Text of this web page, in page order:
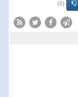
(0)